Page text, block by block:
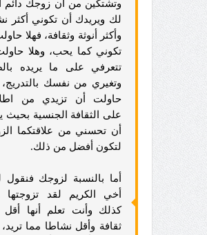
وتشتكين من أن زوجك دائم
لك ويريدك أن تكوني أكثر
وأكثر أنوثة وثقافة، فهلا
تكوني كما يحب، وهلا
تتعرفي على ما يريده
وتغيري من نفسك بالتدريج،
حاولت أن تزيدي من
على الثقافة الجنسية بحيث
أن تحسني من علاقتكما
لتكون أفضل من ذلك.
أما بالنسبة لزوجك فنقول
أخي الكريم لقد
كذلك وأنت تعلم أنها
ثقافة وأقل نشاطا مما